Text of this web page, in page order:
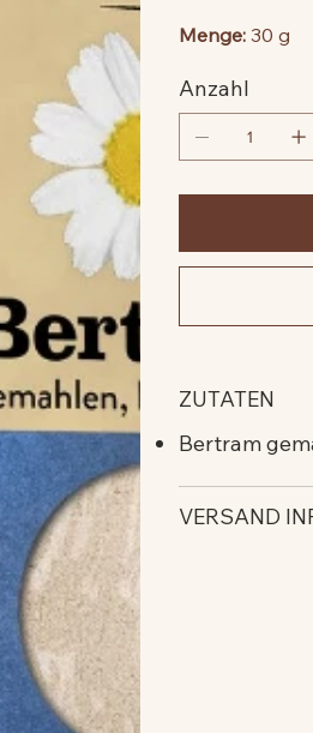
Menge:30 g
Anzahl
ZUTATEN
Bertram
VERSAND